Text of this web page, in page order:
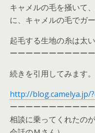
キャメルの毛を掻いて
に、キャメルの毛でガ
起毛する生地の糸は太
ーーーーーーーーーー
続きを引用してみます。
http://blog.camelya.jp/
ーーーーーーーーーー
相談に乗ってくれたの